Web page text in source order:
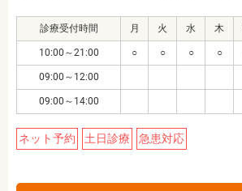
診療受付時間 月 火 水 木
10:00～21:00 ○ ○ ○ ○
09:00～12:00
09:00～14:00
ネット予約 土日診療 急患対応